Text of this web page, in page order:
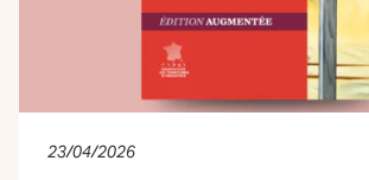
23/04/2026